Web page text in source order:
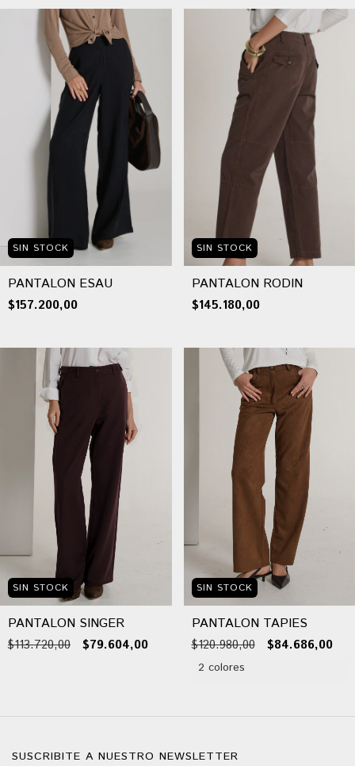
SIN STOCK
PANTALON ESAU
$157.200,00
SIN STOCK
PANTALON RODIN
$145.180,00
SIN STOCK
PANTALON SINGER
$113.720,00 $79.604,00
SIN STOCK
PANTALON TAPIES
$120.980,00 $84.686,00
2 colores
SUSCRIBITE A NUESTRO NEWSLETTER